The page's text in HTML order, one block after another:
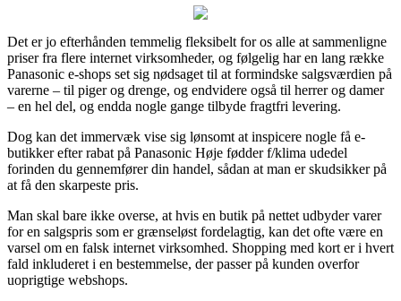
Det er jo efterhånden temmelig fleksibelt for os alle at sammenligne
priser fra flere internet virksomheder, og følgelig har en lang række
Panasonic e-shops set sig nødsaget til at formindske salgsværdien på
varerne – til piger og drenge, og endvidere også til herrer og damer
– en hel del, og endda nogle gange tilbyde fragtfri levering.
Dog kan det immervæk vise sig lønsomt at inspicere nogle få e-
butikker efter rabat på Panasonic Høje fødder f/klima udedel
forinden du gennemfører din handel, sådan at man er skudsikker på
at få den skarpeste pris.
Man skal bare ikke overse, at hvis en butik på nettet udbyder varer
for en salgspris som er grænseløst fordelagtig, kan det ofte være en
varsel om en falsk internet virksomhed. Shopping med kort er i hvert
fald inkluderet i en bestemmelse, der passer på kunden overfor
uoprigtige webshops.